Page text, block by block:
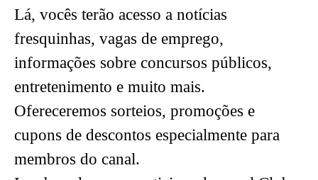
Lá, vocês terão acesso a notícias
fresquinhas, vagas de emprego,
informações sobre concursos públicos,
entretenimento e muito mais.
Ofereceremos sorteios, promoções e
cupons de descontos especialmente para
membros do canal.